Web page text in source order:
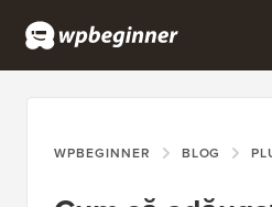
WPBEGINNER BLOG